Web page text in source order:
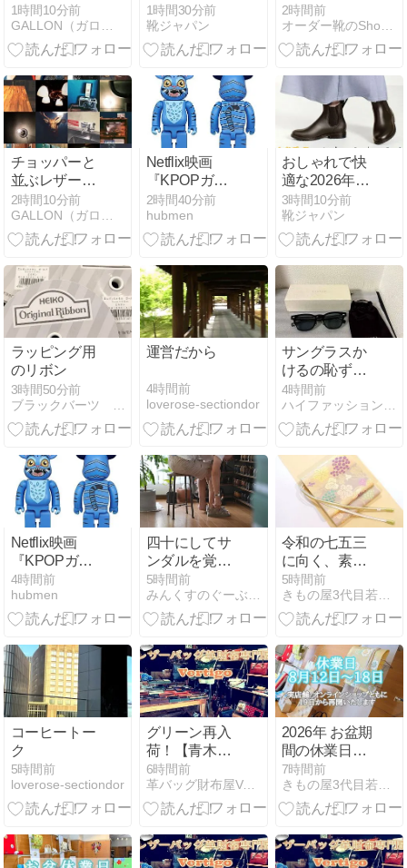
1時間10分前
3E幅の快適学
生靴
1時間30分前
靴ジャパン
が完了
2時間前
チョッパーと
並ぶレザーバ
イザー
2時間10分前
Netflix映画
『KPOPガー
ルズ! デーモ
ン・ハンター
ズ』より、ダ
BE@RBRICK
が400%で登
場 | MEDICOM
TOY
2時間40分前
hubmen
おしゃれで快
適な2026年新
作レインシュ
ーズを完全解
説
3時間10分前
靴ジャパン
ラッピング用
のリボン
3時間50分前
ブラックバーツ セレクトショップ
運営だから
4時間前
loverose-sectiondor
サングラスか
けるの恥ずか
しいと思って
たけど、日差
し強すぎてサ
始めたわ
4時間前
ハイファッションちゃんねる
Netflix映画
『KPOPガー
ルズ! デーモ
ン・ハンター
ズ』より、ダ
BE@RBRICK
が400%で登
場 | MEDICOM
TOY
4時間前
hubmen
四十にしてサ
ンダルを覚え
る
5時間前
みんくすのぐーぶろ。
令和の七五三
に向く、素敵
な母親の飛び
柄小紋コー
デ。
5時間前
きもの屋3代目若だんなの徒然日記
コーヒートー
ク
5時間前
loverose-sectiondor
グリーン再入
荷！【青木鞄
la
GALLERIA（ラ・
ガレリア）
スト】クロー
ム鞣しアンテ
6時間前
革バッグ財布屋Vertigoヴァーティゴのブログ
2026年 お盆期
間の休業日を
ご案内いたし
ます。
7時間前
きもの屋3代目若だんなの徒然日記